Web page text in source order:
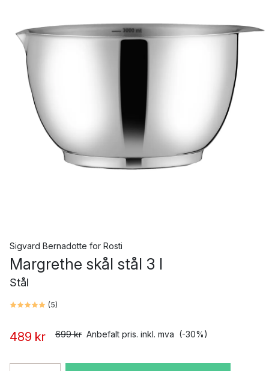
Sigvard Bernadotte for Rosti
Margrethe skål stål 3 l
Stål
(5)
489 kr 699 kr Anbefalt pris. inkl. mva (-30%)